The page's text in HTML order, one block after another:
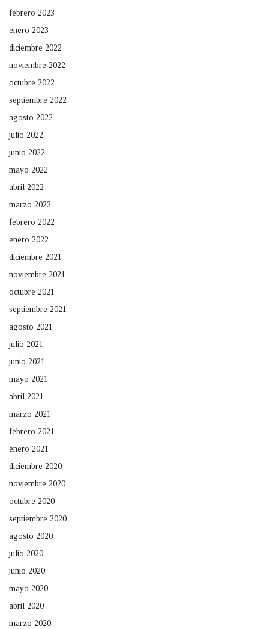
febrero 2023
enero 2023
diciembre 2022
noviembre 2022
octubre 2022
septiembre 2022
agosto 2022
julio 2022
junio 2022
mayo 2022
abril 2022
marzo 2022
febrero 2022
enero 2022
diciembre 2021
noviembre 2021
octubre 2021
septiembre 2021
agosto 2021
julio 2021
junio 2021
mayo 2021
abril 2021
marzo 2021
febrero 2021
enero 2021
diciembre 2020
noviembre 2020
octubre 2020
septiembre 2020
agosto 2020
julio 2020
junio 2020
mayo 2020
abril 2020
marzo 2020